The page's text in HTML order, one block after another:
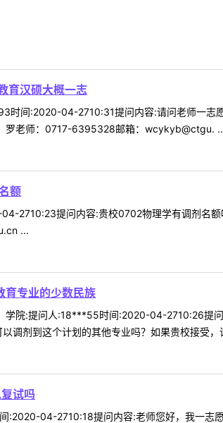
育汉硕大概一志
时间:2020-04-2710:31提问内容:请问老师一志
罗老师：0717-6395328邮箱：wcykyb@ctgu.
额
2710:23提问内容:贵校0702物理学有调剂名
...
育专业的少数民族
学院:提问人:18***55时间:2020-04-2710:26提
调剂到这个计划的其他专业吗？如果贵校接受
试吗
:2020-04-2710:18提问内容:老师您好，我一志